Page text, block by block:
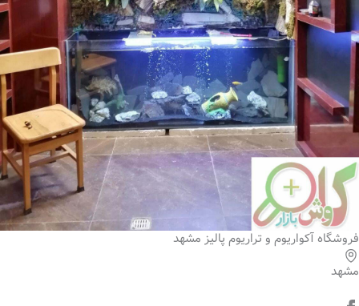
فروشگاه آکواریوم و تراریوم پالیز مشهد
مشهد